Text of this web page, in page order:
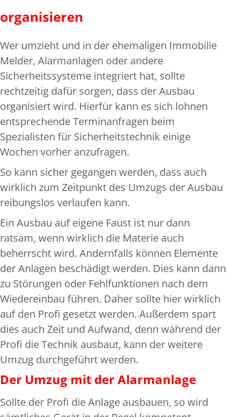
organisieren
Wer umzieht und in der ehemaligen Immobilie
Melder, Alarmanlagen oder andere
Sicherheitssysteme integriert hat, sollte
rechtzeitig dafür sorgen, dass der Ausbau
organisiert wird. Hierfür kann es sich lohnen
entsprechende Terminanfragen beim
Spezialisten für Sicherheitstechnik einige
Wochen vorher anzufragen.
So kann sicher gegangen werden, dass auch
wirklich zum Zeitpunkt des Umzugs der Ausbau
reibungslos verlaufen kann.
Ein Ausbau auf eigene Faust ist nur dann
ratsam, wenn wirklich die Materie auch
beherrscht wird. Andernfalls können Elemente
der Anlagen beschädigt werden. Dies kann dann
zu Störungen oder Fehlfunktionen nach dem
Wiedereinbau führen. Daher sollte hier wirklich
auf den Profi gesetzt werden. Außerdem spart
dies auch Zeit und Aufwand, denn während der
Profi die Technik ausbaut, kann der weitere
Umzug durchgeführt werden.
Der Umzug mit der Alarmanlage
Sollte der Profi die Anlage ausbauen, so wird